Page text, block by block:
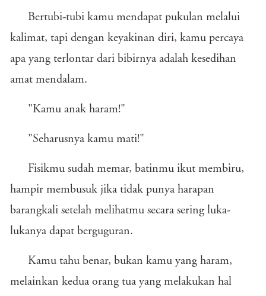
Bertubi-tubi kamu mendapat pukulan melalui
kalimat, tapi dengan keyakinan diri, kamu percaya
apa yang terlontar dari bibirnya adalah kesedihan
amat mendalam.
"Kamu anak haram!"
"Seharusnya kamu mati!"
Fisikmu sudah memar, batinmu ikut membiru,
hampir membusuk jika tidak punya harapan
barangkali setelah melihatmu secara sering luka-
lukanya dapat berguguran.
Kamu tahu benar, bukan kamu yang haram,
melainkan kedua orang tua yang melakukan hal